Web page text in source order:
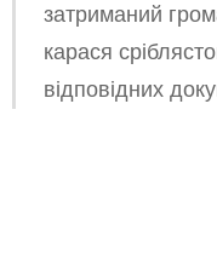
затриманий
карася
відповідних